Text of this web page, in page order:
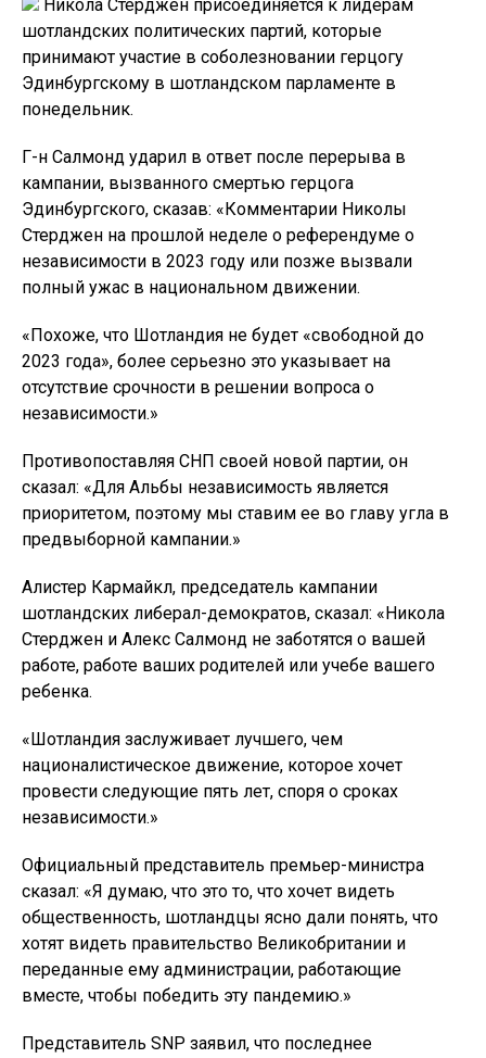
Никола Стерджен присоединяется к лидерам
шотландских политических партий, которые
принимают участие в соболезновании герцогу
Эдинбургскому в шотландском парламенте в
понедельник.
Г-н Салмонд ударил в ответ после перерыва в
кампании, вызванного смертью герцога
Эдинбургского, сказав: «Комментарии Николы
Стерджен на прошлой неделе о референдуме о
независимости в 2023 году или позже вызвали
полный ужас в национальном движении.
«Похоже, что Шотландия не будет «свободной до
2023 года», более серьезно это указывает на
отсутствие срочности в решении вопроса о
независимости.»
Противопоставляя СНП своей новой партии, он
сказал: «Для Альбы независимость является
приоритетом, поэтому мы ставим ее во главу угла в
предвыборной кампании.»
Алистер Кармайкл, председатель кампании
шотландских либерал-демократов, сказал: «Никола
Стерджен и Алекс Салмонд не заботятся о вашей
работе, работе ваших родителей или учебе вашего
ребенка.
«Шотландия заслуживает лучшего, чем
националистическое движение, которое хочет
провести следующие пять лет, споря о сроках
независимости.»
Официальный представитель премьер-министра
сказал: «Я думаю, что это то, что хочет видеть
общественность, шотландцы ясно дали понять, что
хотят видеть правительство Великобритании и
переданные ему администрации, работающие
вместе, чтобы победить эту пандемию.»
Представитель SNP заявил, что последнее